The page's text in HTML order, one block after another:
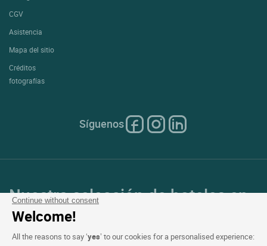
Continue without consent
Welcome!
All the reasons to say ‘yes’ to our cookies for a personalised experience:
CGV
Asistencia
Mapa del sitio
Créditos
fotografías
Síguenos
Nuestra selección de hoteles en
Francia y en Europa